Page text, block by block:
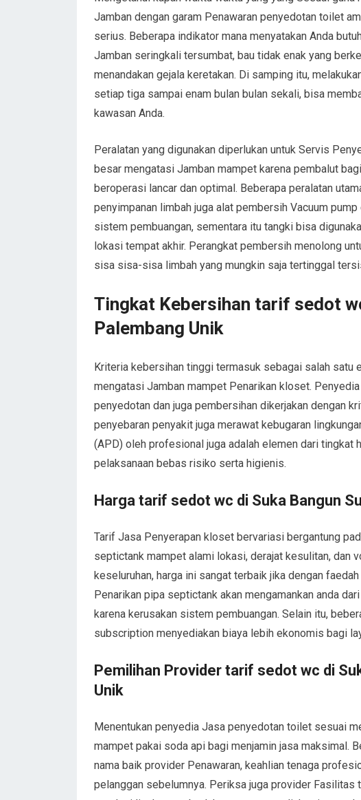
Jamban dengan garam Penawaran penyedotan toilet
serius. Beberapa indikator mana menyatakan Anda
Jamban seringkali tersumbat, bau tidak enak yang
menandakan gejala keretakan. Di samping itu,
setiap tiga sampai enam bulan bulan sekali, bisa
kawasan Anda.
Peralatan yang digunakan diperlukan untuk Servis
besar mengatasi Jamban mampet karena pembalut
beroperasi lancar dan optimal. Beberapa peralatan
penyimpanan limbah juga alat pembersih Vacuum
sistem pembuangan, sementara itu tangki bisa
lokasi tempat akhir. Perangkat pembersih menolong
sisa sisa-sisa limbah yang mungkin saja tertinggal
Tingkat Kebersihan tarif sedot
Palembang Unik
Kriteria kebersihan tinggi termasuk sebagai salah satu
mengatasi Jamban mampet Penarikan kloset.
penyedotan dan juga pembersihan dikerjakan dengan
penyebaran penyakit juga merawat kebugaran
(APD) oleh profesional juga adalah elemen dari
pelaksanaan bebas risiko serta higienis.
Harga tarif sedot wc di Suka Bangun
Tarif Jasa Penyerapan kloset bervariasi bergantung
septictank mampet alami lokasi, derajat kesulitan, dan
keseluruhan, harga ini sangat terbaik jika dengan
Penarikan pipa septictank akan mengamankan anda
karena kerusakan sistem pembuangan. Selain itu,
subscription menyediakan biaya lebih ekonomis bagi
Pemilihan Provider tarif sedot wc di
Unik
Menentukan penyedia Jasa penyedotan toilet sesuai
mampet pakai soda api bagi menjamin jasa maksimal.
nama baik provider Penawaran, keahlian tenaga
pelanggan sebelumnya. Periksa juga provider